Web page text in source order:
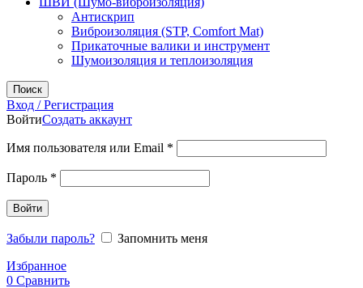
Антискрип
Виброизоляция (STP, Comfort Mat)
Прикаточные валики и инструмент
Шумоизоляция и теплоизоляция
Поиск
Вход / Регистрация
ВойтиСоздать аккаунт
Имя пользователя или Email *
Пароль *
Войти
Забыли пароль?
Запомнить меня
Избранное
0 Сравнить